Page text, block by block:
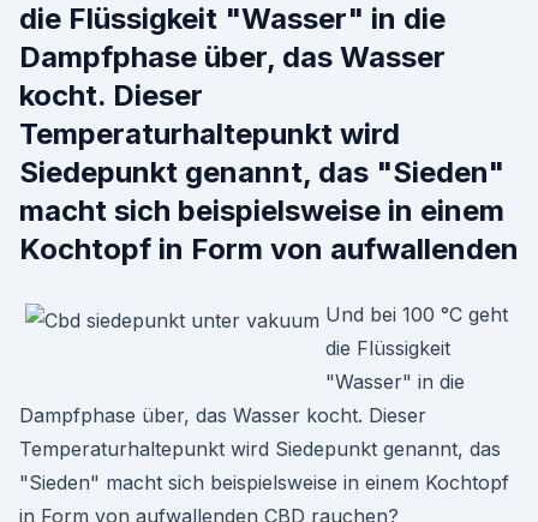
die Flüssigkeit "Wasser" in die
Dampfphase über, das Wasser
kocht. Dieser
Temperaturhaltepunkt wird
Siedepunkt genannt, das "Sieden"
macht sich beispielsweise in einem
Kochtopf in Form von aufwallenden
Und bei 100 °C geht
die Flüssigkeit
"Wasser" in die
Dampfphase über, das Wasser kocht. Dieser
Temperaturhaltepunkt wird Siedepunkt genannt, das
"Sieden" macht sich beispielsweise in einem Kochtopf
in Form von aufwallenden CBD rauchen?